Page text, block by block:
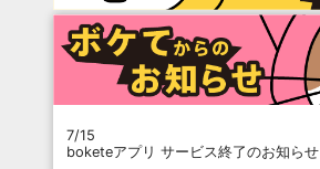
7/15
boketeアプリ サービス終了のお知らせ